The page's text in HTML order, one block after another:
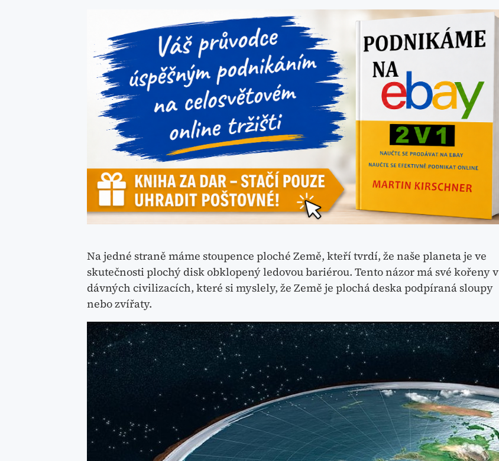
Na jedné straně máme stoupence ploché Země, kteří tvrdí, že naše planeta je ve
skutečnosti plochý disk obklopený ledovou bariérou. Tento názor má své kořeny v
dávných civilizacích, které si myslely, že Země je plochá deska podpíraná sloupy
nebo zvířaty.